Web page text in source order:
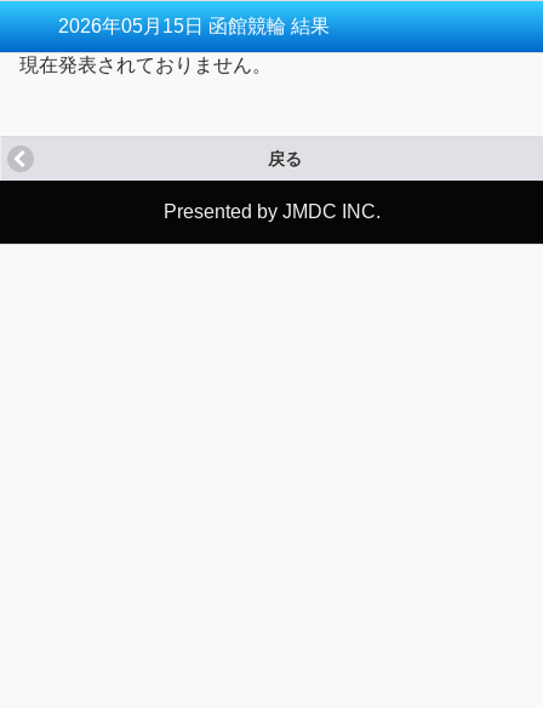
2026年05月15日 函館競輪 結果
現在発表されておりません。
戻る
Presented by JMDC INC.